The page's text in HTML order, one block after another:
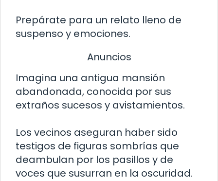
Prepárate para un relato lleno de
suspenso y emociones.
Anuncios
Imagina una antigua mansión
abandonada, conocida por sus
extraños sucesos y avistamientos.
Los vecinos aseguran haber sido
testigos de figuras sombrías que
deambulan por los pasillos y de
voces que susurran en la oscuridad.